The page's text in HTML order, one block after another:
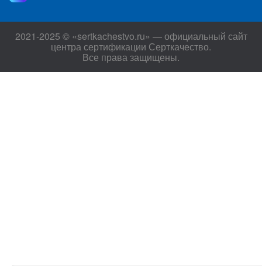
2021-2025 © «sertkachestvo.ru» — официальный сайт
центра сертификации Серткачество.
Все права защищены.